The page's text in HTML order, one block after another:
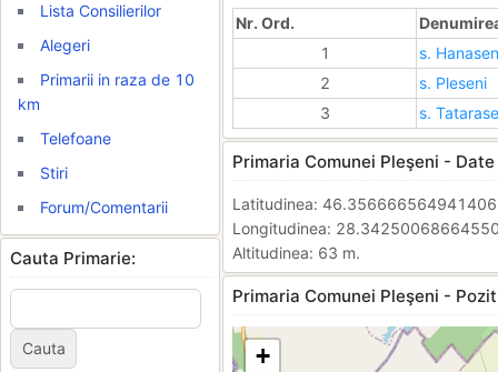
Lista Consilierilor
Alegeri
Primarii in raza de 10
km
Telefoane
Stiri
Forum/Comentarii
Cauta Primarie:
Nr. Ord.
1
s.
2
s. Pleseni
3
s.
Primaria Comunei Pleşeni -
Latitudinea:
Longitudinea:
Altitudinea: 63 m.
Primaria Comunei Pleşeni -
+